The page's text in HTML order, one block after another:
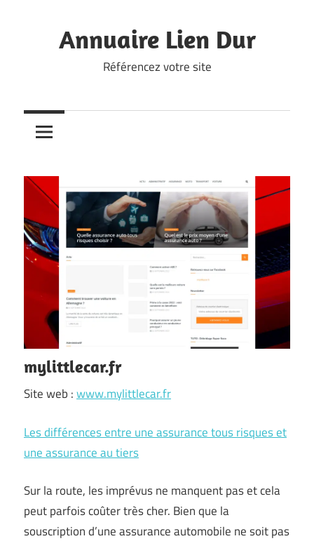
contentAnnuaire Lien Dur
Référencez votre site
mylittlecar.fr
Site web :www.mylittlecar.fr
Les différences entre une assurance tous risques et
une assurance au tiers
Sur la route, les imprévus ne manquent pas et cela
peut parfois coûter très cher. Bien que la
souscription d’une assurance automobile ne soit pas